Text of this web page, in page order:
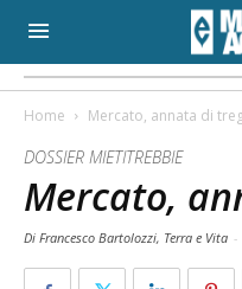
Home Mercato, annata di
DOSSIER MIETITREBBIE
Mercato,
Di Francesco Bartolozzi, Terra e Vita -